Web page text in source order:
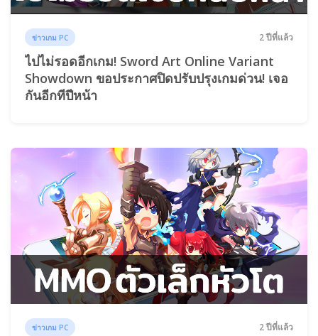
ข่าวเกม PC 2 ปีที่แล้ว
ไปไม่รอดอีกเกม! Sword Art Online Variant
Showdown ขอประกาศปิดปรับปรุงเกมด่วน! เจอ
กันอีกทีปีหน้า
ข่าวเกม PC 2 ปีที่แล้ว